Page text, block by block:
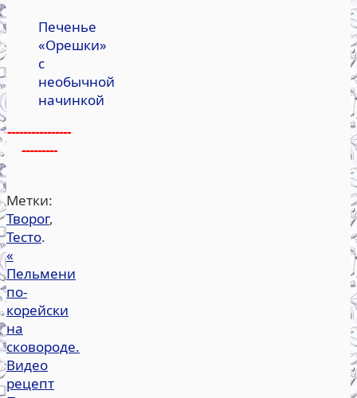
Печенье
«Орешки»
с
необычной
начинкой
----------------
---------
Метки:
Творог,
Тесто.
«
Пельмени
по-
корейски
на
сковороде.
Видео
рецепт